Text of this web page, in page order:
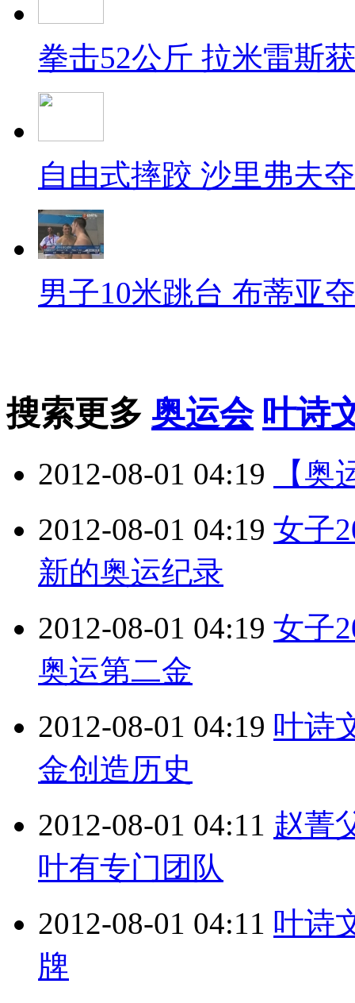
拳击52公斤 拉米雷斯
自由式摔跤 沙里弗夫
男子10米跳台 布蒂亚
搜索更多 奥运会 叶诗
2012-08-01 04:19
【
2012-08-01 04:19 女子
新的奥运纪录
2012-08-01 04:19 女子
奥运第二金
2012-08-01 04:19 叶诗
金创造历史
2012-08-01 04:11 赵菁
叶有专门团队
2012-08-01 04:11 叶诗
牌